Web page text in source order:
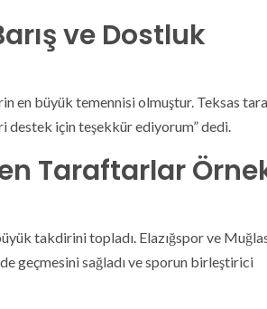
ve Dostluk
en büyük temennisi olmuştur. Teksas
destek için teşekkür ediyorum” dedi.
Taraftarlar
takdirini topladı. Elazığspor ve
geçmesini sağladı ve sporun birleştirici